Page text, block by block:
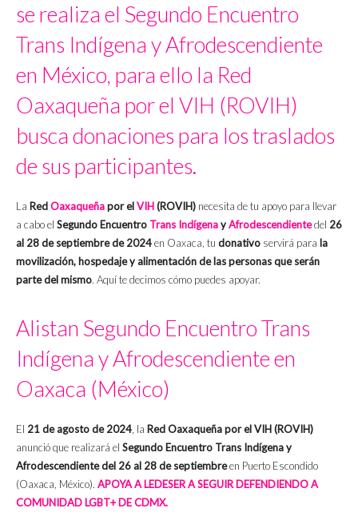
se realiza el Segundo Encuentro
Trans Indígena y Afrodescendiente
en México, para ello la Red
Oaxaqueña por el VIH (ROVIH)
busca donaciones para los traslados
de sus participantes.
La RedOaxaqueñapor elVIH(ROVIH) necesita de tu apoyo para llevar
a cabo el Segundo Encuentro Trans IndígenayAfrodescendientedel 26
al 28 de septiembre de 2024en Oaxaca, tu donativo servirá para la
movilización, hospedaje y alimentación de las personas que serán
parte del mismo. Aquí te decimos cómo puedes apoyar.
Alistan Segundo Encuentro Trans
Indígena y Afrodescendiente en
Oaxaca (México)
El 21 de agosto de 2024, la Red Oaxaqueña por el VIH (ROVIH)
anunció que realizará el Segundo Encuentro Trans Indígena y
Afrodescendiente del 26 al 28 de septiembreen Puerto Escondido
(Oaxaca, México). APOYA A LEDESER A SEGUIR DEFENDIENDO A
COMUNIDAD LGBT+ DE CDMX.